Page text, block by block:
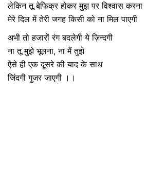
लेकिन तू बेफिक्र होकर मुझ पर विश्वास करना
मेरे दिल में तेरी जगह किसी को ना मिल पाएगी
अभी तो हजारों रंग बदलेगी ये ज़िन्दगी
ना तू मुझे भूलना, ना मैं तुझे
ऐसे ही एक दूसरे की याद के साथ
जिंदगी गुजर जाएगी ।।